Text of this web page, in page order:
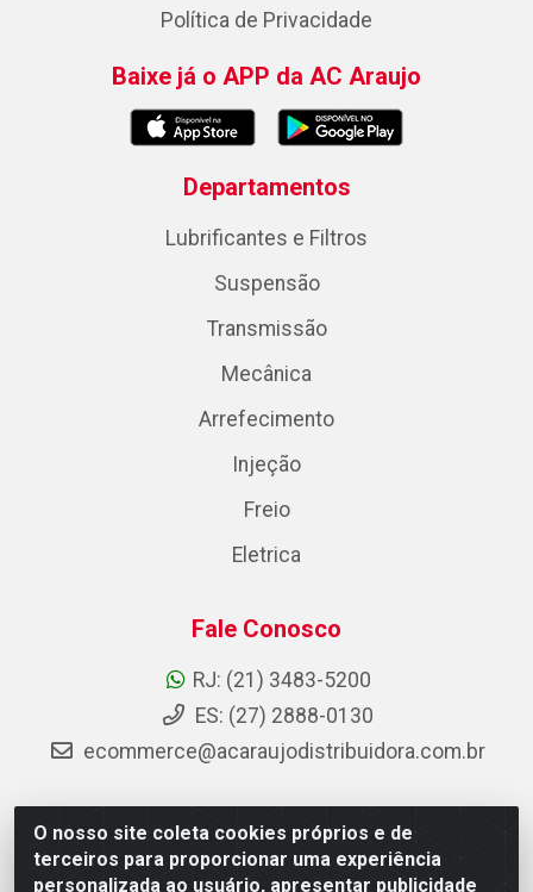
O nosso site coleta cookies próprios e de
terceiros para proporcionar uma experiência
personalizada ao usuário, apresentar publicidade
Política de Privacidade
Baixe já o APP da AC Araujo
Departamentos
Lubrificantes e Filtros
Suspensão
Transmissão
Mecânica
Arrefecimento
Injeção
Freio
Eletrica
Fale Conosco
RJ: (21) 3483-5200
ES: (27) 2888-0130
ecommerce@acaraujodistribuidora.com.br
AC Araujo Distribuidora - Rua Carneiro de Campos, 42 -
São Cristóvão, Rio de Janeiro/RJ - CEP 20.920-410 -